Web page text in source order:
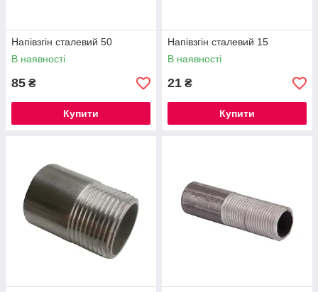
Напівзгін сталевий 50
В наявності
85 ₴
Купити
Напівзгін сталевий 15
В наявності
21 ₴
Купити